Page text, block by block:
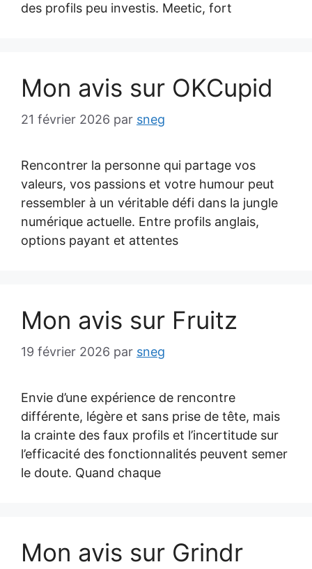
des profils peu investis. Meetic, fort
Mon avis sur OKCupid
21 février 2026 par sneg
Rencontrer la personne qui partage vos
valeurs, vos passions et votre humour peut
ressembler à un véritable défi dans la jungle
numérique actuelle. Entre profils anglais,
options payant et attentes
Mon avis sur Fruitz
19 février 2026 par sneg
Envie d’une expérience de rencontre
différente, légère et sans prise de tête, mais
la crainte des faux profils et l’incertitude sur
l’efficacité des fonctionnalités peuvent semer
le doute. Quand chaque
Mon avis sur Grindr